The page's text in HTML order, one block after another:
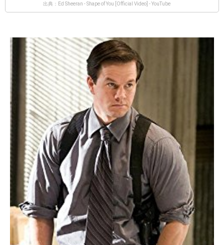
出典：Ed Sheeran - Shape of You [Official Video] - YouTube